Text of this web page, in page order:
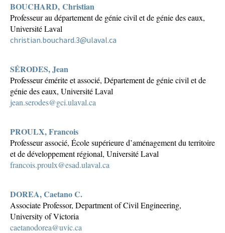
BOUCHARD, Christian
Professeur au département de génie civil et de génie des eaux,
Université Laval
christian.bouchard.3@ulaval.ca
SÉRODES, Jean
Professeur émérite et associé, Département de génie civil et de
génie des eaux, Université Laval
jean.serodes@gci.ulaval.ca
PROULX, Francois
Professeur associé, École supérieure d’aménagement du territoire
et de développement régional, Université Laval
francois.proulx@esad.ulaval.ca
DOREA, Caetano C.
Associate Professor, Department of Civil Engineering,
University of Victoria
caetanodorea@uvic.ca